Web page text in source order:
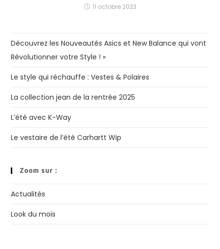
11 octobre 2023
Découvrez les Nouveautés Asics et New Balance qui vont
Révolutionner votre Style ! »
Le style qui réchauffe : Vestes & Polaires
La collection jean de la rentrée 2025
L’été avec K-Way
Le vestaire de l’été Carhartt Wip
Zoom sur :
Actualités
Look du mois